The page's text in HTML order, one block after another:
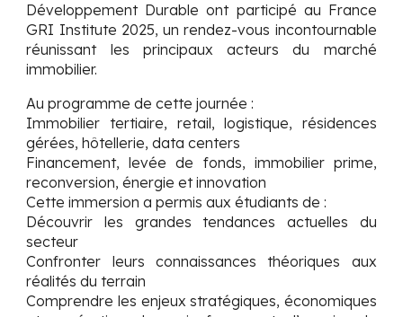
Développement Durable ont participé au France
GRI Institute 2025, un rendez-vous incontournable
réunissant les principaux acteurs du marché
immobilier.
Au programme de cette journée :
Immobilier tertiaire, retail, logistique, résidences
gérées, hôtellerie, data centers
Financement, levée de fonds, immobilier prime,
reconversion, énergie et innovation
Cette immersion a permis aux étudiants de :
Découvrir les grandes tendances actuelles du
secteur
Confronter leurs connaissances théoriques aux
réalités du terrain
Comprendre les enjeux stratégiques, économiques